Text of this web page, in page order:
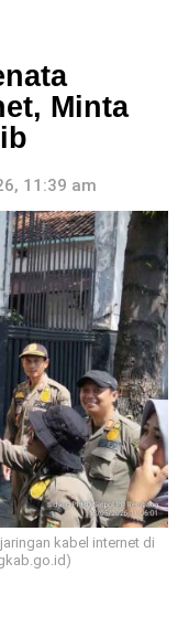
Minta
11:39 am
kabel internet di